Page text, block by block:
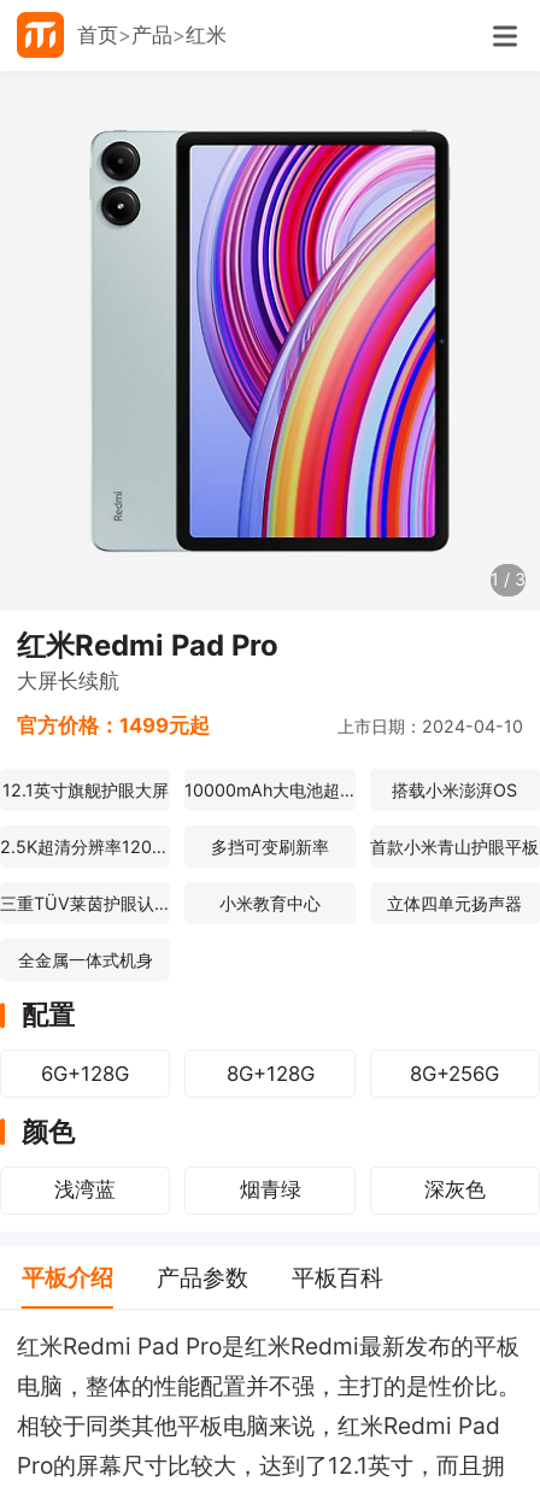
首页 产品 红米
1 / 3
红米Redmi Pad Pro
大屏长续航
官方价格：1499元起 上市日期：2024-04-10
12.1英寸旗舰护眼大屏 10000mAh大电池超长待机 搭载小米澎湃OS
2.5K超清分辨率120Hz 多挡可变刷新率 首款小米青山护眼平板
三重TÜV莱茵护眼认证 小米教育中心 立体四单元扬声器
全金属一体式机身
配置
6G+128G 8G+128G 8G+256G
颜色
浅湾蓝 烟青绿 深灰色
平板介绍 产品参数 平板百科
红米Redmi Pad Pro是红米Redmi最新发布的平板
电脑，整体的性能配置并不强，主打的是性价比。
相较于同类其他平板电脑来说，红米Redmi Pad
Pro的屏幕尺寸比较大，达到了12.1英寸，而且拥